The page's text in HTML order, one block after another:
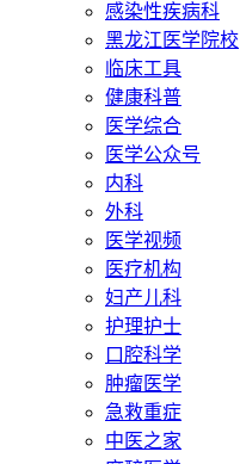
感染性疾病科
黑龙江医学院校
临床工具
健康科普
医学综合
医学公众号
内科
外科
医学视频
医疗机构
妇产儿科
护理护士
口腔科学
肿瘤医学
急救重症
中医之家